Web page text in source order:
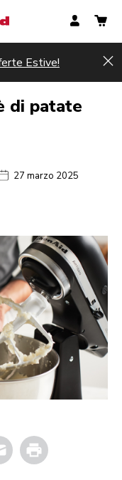
Estive!
di patate
27 marzo 2025
Print